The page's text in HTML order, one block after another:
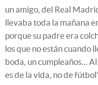
un amigo, del Real
llevaba toda la mañana
porque su padre era
los que no están cuando
boda, un cumpleaños...
es de la vida, no de